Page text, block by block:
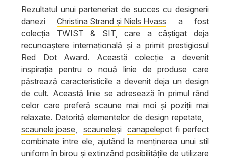
Rezultatul unui parteneriat de succes cu designerii
daneziChristina Strand și Niels Hvass a fost
colecția TWIST & SIT, care a câștigat deja
recunoaștere internațională și a primit prestigiosul
Red Dot Award. Această colecție a devenit
inspirația pentru o nouă linie de produse care
păstrează caracteristicile a devenit deja un design
de cult. Această linie se adresează în primul rând
celor care preferă scaune mai moi și poziții mai
relaxate. Datorită elementelor de design repetate,
scaunele joase
scauneleși canapelepot fi perfect
combinate între ele, ajutând la menținerea unui stil
uniform în birou și extinzând posibilitățile de utilizare